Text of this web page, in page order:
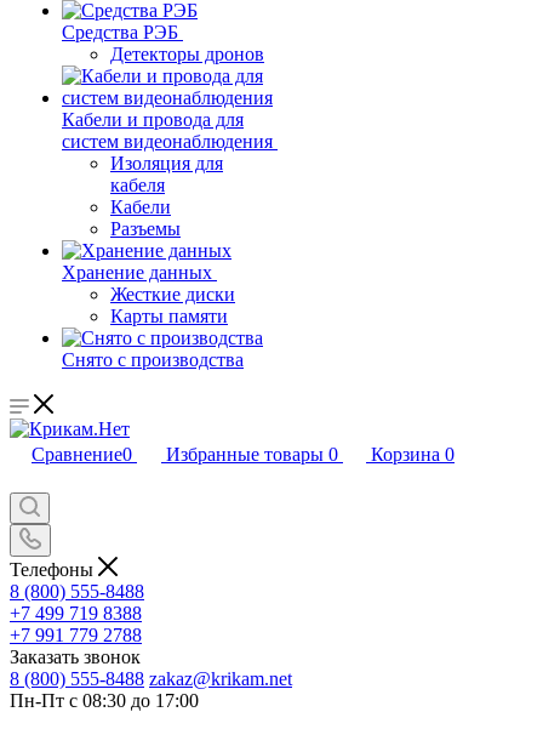
Средства РЭБ
Детекторы дронов
Кабели и провода для
систем видеонаблюдения
Изоляция для
кабеля
Кабели
Разъемы
Хранение данных
Жесткие диски
Карты памяти
Снято с производства
Сравнение0 Избранные товары 0 Корзина 0
Телефоны
8 (800) 555-8488
+7 499 719 8388
+7 991 779 2788
Заказать звонок
8 (800) 555-8488 zakaz@krikam.net
Пн-Пт с 08:30 до 17:00